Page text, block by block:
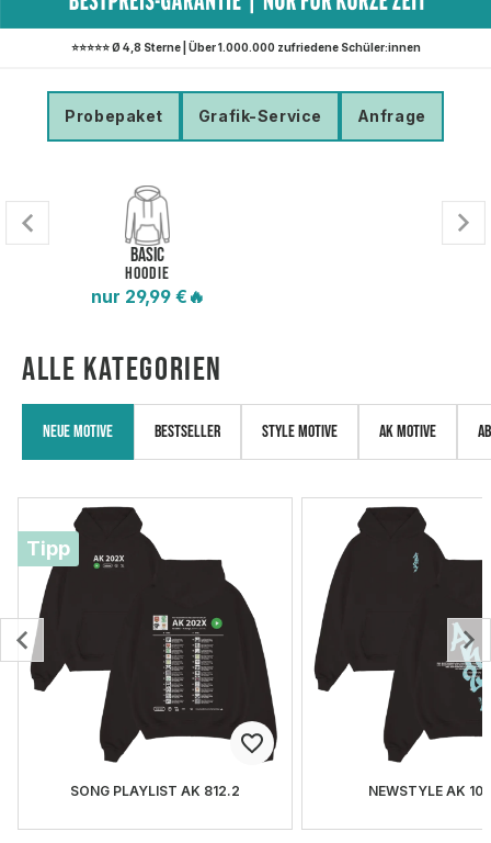
⭐⭐⭐⭐⭐Ø 4,8 Sterne | ️Über 1.000.000 zufriedene Schüler:innen
Probepaket Grafik-Service Anfrage
BASIC
HOODIE
nur 29,99 €🔥
ALLE KATEGORIEN
Neue Motive Bestseller Style Motive AK Motive
Tipp
SONG PLAYLIST AK 812.2 NEWSTYLE AK